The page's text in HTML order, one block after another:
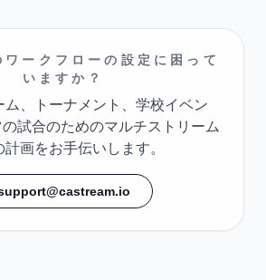
ークフローの設定に困って
いますか？
ム、トーナメント、学校イベン
の試合のためのマルチストリーム
計画をお手伝いします。